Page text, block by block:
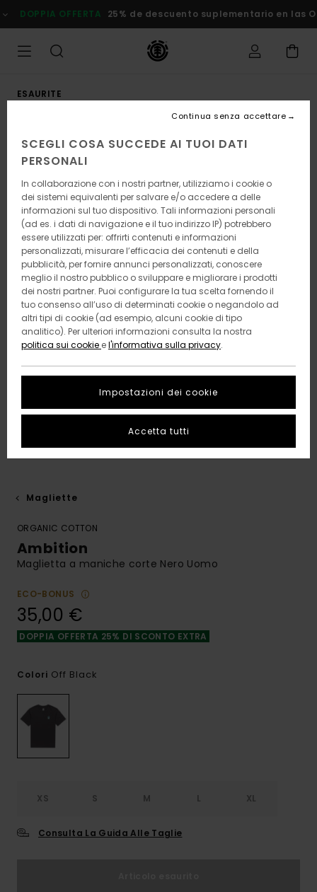
alle
informazioni
prodotto
DOPPIA OFFERTA 25% de descuento suplementario en las
ESAURITE
Magliette
ORGANIC COTTON
Ambition
Maglietta a maniche corte Nero Uomo
ECO-BONUS
35,00 €
DOPPIA OFFERTA 25% DI SCONTO EXTRA
Colori Off Black
XS S M L XL
Consulta La Guida Alle Taglie
SCEGLI COSA SUCCEDE AI TUOI DATI
PERSONALI
In collaborazione con i nostri partner, utilizziamo i cookie o
dei sistemi equivalenti per salvare e/o accedere a delle
informazioni sul tuo dispositivo. Tali informazioni personali
(ad es. i dati di navigazione e il tuo indirizzo IP) potrebbero
essere utilizzati per: offrirti contenuti e informazioni
personalizzati, misurare l’efficacia dei contenuti e della
pubblicità, per fornire annunci personalizzati, conoscere
meglio il nostro pubblico o sviluppare e migliorare i prodotti
dei nostri partner. Puoi configurare la tua scelta fornendo il
tuo consenso all’uso di determinati cookie o negandolo ad
altri tipi di cookie (ad esempio, alcuni cookie di tipo
analitico). Per ulteriori informazioni consulta la nostra
politica sui cookie el'informativa sulla privacy.
Impostazioni dei cookie
Continua senza accettare
Accetta tutti